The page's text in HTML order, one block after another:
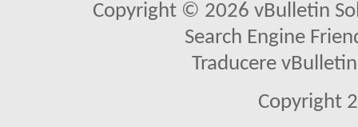
Copyright © 2026 vBulletin
Search Engine
Traducere
Copyright